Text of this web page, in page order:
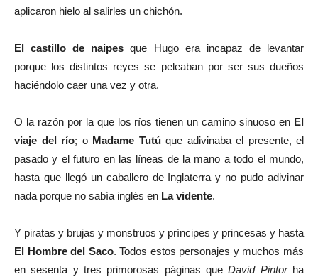
aplicaron hielo al salirles un chichón.
El castillo de naipesque Hugo era incapaz de levantar
porque los distintos reyes se peleaban por ser sus dueños
haciéndolo caer una vez y otra.
O la razón por la que los ríos tienen un camino sinuoso en El
viaje del río; o Madame Tutú que adivinaba el presente, el
pasado y el futuro en las líneas de la mano a todo el mundo,
hasta que llegó un caballero de Inglaterra y no pudo adivinar
nada porque no sabía inglés en La vidente.
Y piratas y brujas y monstruos y príncipes y princesas y hasta
El Hombre del Saco. Todos estos personajes y muchos más
en sesenta y tres primorosas páginas queDavid Pintor ha